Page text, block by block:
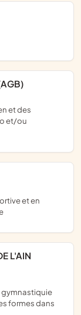
et/ou
formes dans